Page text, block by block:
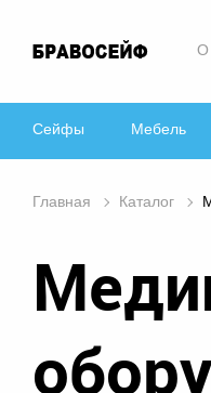
О
Сейфы Мебель
Главная Каталог